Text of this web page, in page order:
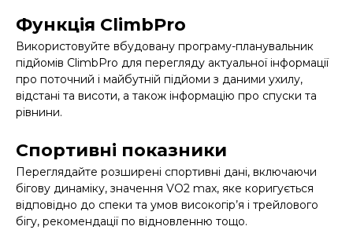
Функція ClimbPro
Використовуйте вбудовану програму-планувальник
підйомів ClimbPro для перегляду актуальної інформації
про поточний і майбутній підйоми з даними ухилу,
відстані та висоти, а також інформацію про спуски та
рівнини.
Спортивні показники
Переглядайте розширені спортивні дані, включаючи
бігову динаміку, значення VO2 max, яке коригується
відповідно до спеки та умов високогір’я і трейлового
бігу, рекомендації по відновленню тощо.